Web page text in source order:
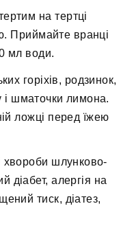
на тертці
Приймайте вранці
мл води.
горіхів, родзинок,
і шматочки лимона.
ложці перед їжею
хвороби шлунково-
діабет, алергія на
тиск, діатез,